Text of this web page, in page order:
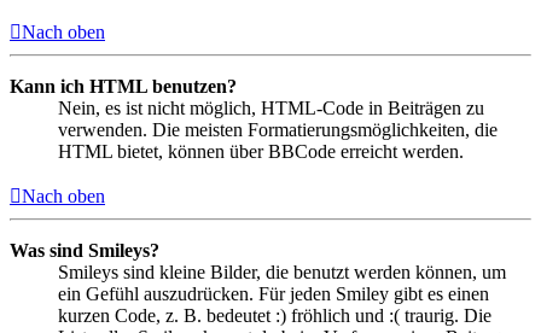
Nach oben
Kann ich HTML benutzen?
Nein, es ist nicht möglich, HTML-Code in Beiträgen zu
verwenden. Die meisten Formatierungsmöglichkeiten, die
HTML bietet, können über BBCode erreicht werden.
Nach oben
Was sind Smileys?
Smileys sind kleine Bilder, die benutzt werden können, um
ein Gefühl auszudrücken. Für jeden Smiley gibt es einen
kurzen Code, z. B. bedeutet :) fröhlich und :( traurig. Die